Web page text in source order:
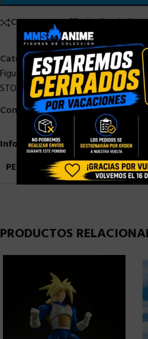
Comparar Añadir a la
Categorías:Bandai,DRAGON BALL ,
Figuarts,SH Figuarts Dragon Ball,
STOCK/DISPONIBLE
Compartir:
Información adicional
PESO
PRODUCTOS